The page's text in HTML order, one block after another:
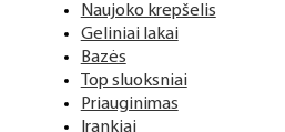
Naujoko krepšelis
Geliniai lakai
Bazės
Top sluoksniai
Priauginimas
Įrankiai